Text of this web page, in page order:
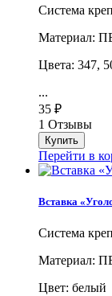
Система
Материал:
Цвета: 347,
...
35 ₽
1 Отзывы
Перейти в
Вставка
Система
Материал:
Цвет: белый